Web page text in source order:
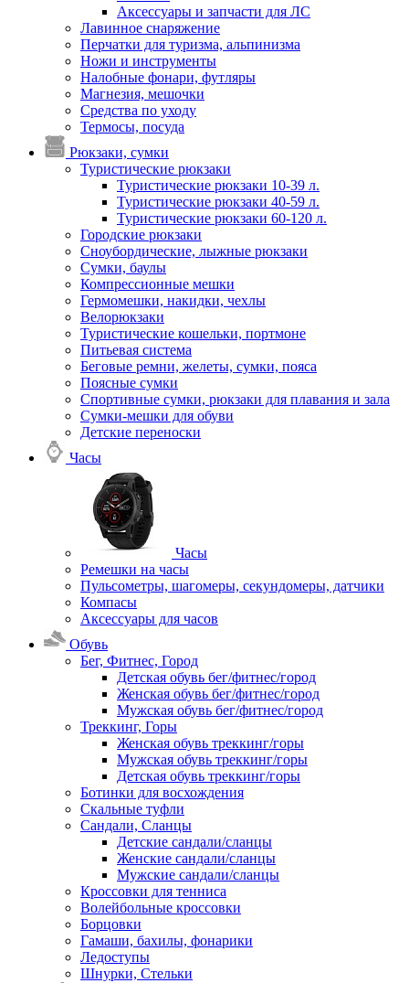
Аксессуары и запчасти для ЛС
Лавинное снаряжение
Перчатки для туризма, альпинизма
Ножи и инструменты
Налобные фонари, футляры
Магнезия, мешочки
Средства по уходу
Термосы, посуда
Рюкзаки, сумки
Туристические рюкзаки
Туристические рюкзаки 10-39 л.
Туристические рюкзаки 40-59 л.
Туристические рюкзаки 60-120 л.
Городские рюкзаки
Сноубордические, лыжные рюкзаки
Сумки, баулы
Компрессионные мешки
Гермомешки, накидки, чехлы
Велорюкзаки
Туристические кошельки, портмоне
Питьевая система
Беговые ремни, желеты, сумки, пояса
Поясные сумки
Спортивные сумки, рюкзаки для плавания и зала
Сумки-мешки для обуви
Детские переноски
Часы
Часы
Ремешки на часы
Пульсометры, шагомеры, секундомеры, датчики
Компасы
Аксессуары для часов
Обувь
Бег, Фитнес, Город
Детская обувь бег/фитнес/город
Женская обувь бег/фитнес/город
Мужская обувь бег/фитнес/город
Треккинг, Горы
Женская обувь треккинг/горы
Мужская обувь треккинг/горы
Детская обувь треккинг/горы
Ботинки для восхождения
Скальные туфли
Сандали, Сланцы
Детские сандали/сланцы
Женские сандали/сланцы
Мужские сандали/сланцы
Кроссовки для тенниса
Волейбольные кроссовки
Борцовки
Гамаши, бахилы, фонарики
Ледоступы
Шнурки, Стельки